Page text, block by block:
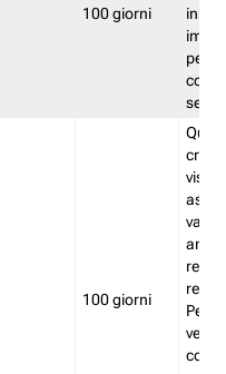
100 giorni
in
100 giorni